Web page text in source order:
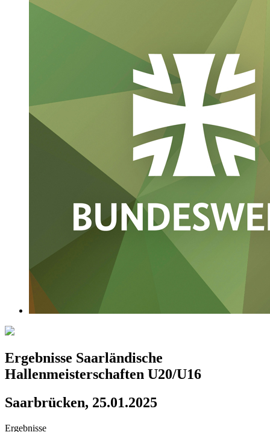
Ergebnisse Saarländische
Hallenmeisterschaften U20/U16
Saarbrücken, 25.01.2025
Ergebnisse